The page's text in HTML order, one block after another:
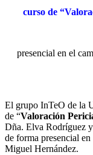
curso de
presencial en el
El grupo InTeO de la
de “Valoración
Dña. Elva Rodríguez
de forma presencial
Miguel Hernández.